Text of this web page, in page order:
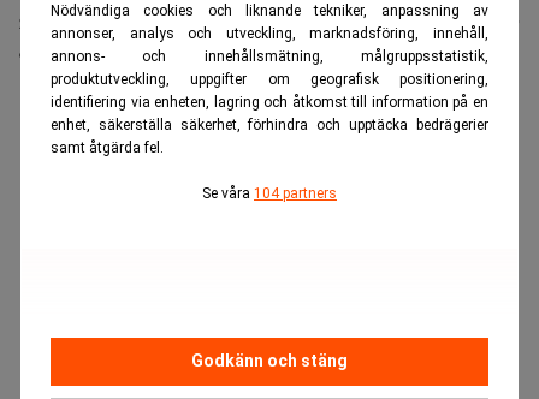
Nödvändiga cookies och liknande tekniker, anpassning av
annonser, analys och utveckling, marknadsföring, innehåll,
annons- och innehållsmätning, målgruppsstatistik,
produktutveckling, uppgifter om geografisk positionering,
identifiering via enheten, lagring och åtkomst till information på en
enhet, säkerställa säkerhet, förhindra och upptäcka bedrägerier
samt åtgärda fel.
Se våra 104 partners
Godkänn och stäng
Svenskarnas samlade förmögenhet placerade i fonder
överstiger för första gången 10 000 miljarder kronor.
ANNONS